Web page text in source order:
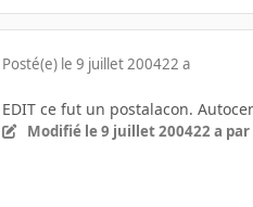
Posté(e) le 9 juillet 200422 a
EDIT ce fut un postalacon.
Modifié le 9 juillet 200422 a